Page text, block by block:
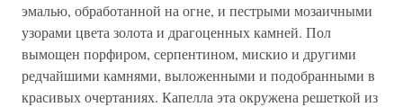
эмалью, обработанной на огне, и пестрыми мозаичными
узорами цвета золота и драгоценных камней. Пол
вымощен порфиром, серпентином, мискио и другими
редчайшими камнями, выложенными и подобранными в
красивых очертаниях. Капелла эта окружена решеткой из